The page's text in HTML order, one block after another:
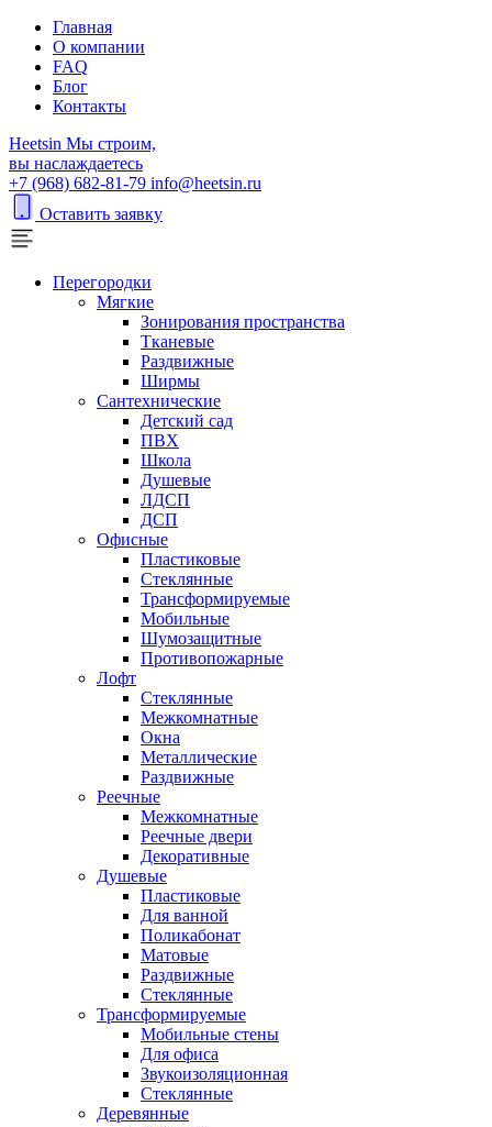
Главная
О компании
FAQ
Блог
Контакты
Heetsin Мы строим,
вы наслаждаетесь
+7 (968) 682-81-79 info@heetsin.ru
Оставить заявку
Перегородки
Мягкие
Зонирования пространства
Тканевые
Раздвижные
Ширмы
Сантехнические
Детский сад
ПВХ
Школа
Душевые
ЛДСП
ДСП
Офисные
Пластиковые
Стеклянные
Трансформируемые
Мобильные
Шумозащитные
Противопожарные
Лофт
Стеклянные
Межкомнатные
Окна
Металлические
Раздвижные
Реечные
Межкомнатные
Реечные двери
Декоративные
Душевые
Пластиковые
Для ванной
Поликабонат
Матовые
Раздвижные
Стеклянные
Трансформируемые
Мобильные стены
Для офиса
Звукоизоляционная
Стеклянные
Деревянные